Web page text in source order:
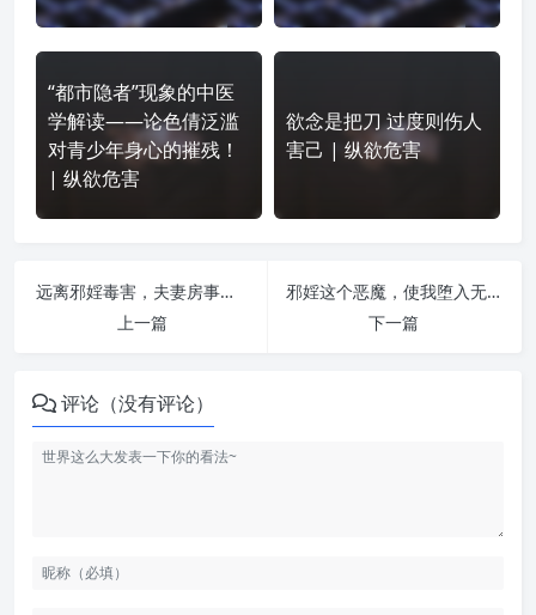
“都市隐者”现象的中医
学解读——论色倩泛滥
对青少年身心的摧残！
| 纵欲危害
欲念是把刀 过度则伤人
害己 | 纵欲危害
远离邪婬毒害，夫妻房事也要有所节制！ | 纵欲危害
上一篇
邪婬这个恶魔，使我堕入无底深渊！戒友案例收集 | 纵欲危害
下一篇
评论（没有评论）